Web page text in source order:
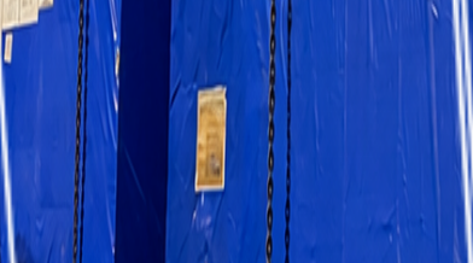
из Южной Кореи
было доставить из Кореи в Россию
пути и всего 12 дней на доставку